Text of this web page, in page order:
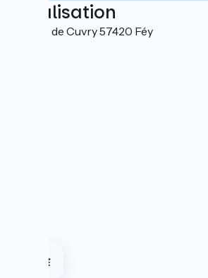
Localisation
1 Route de Cuvry 57420 Féy